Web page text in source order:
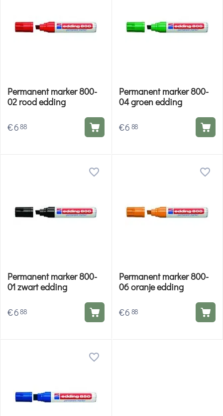
Permanent marker 800-
02 rood edding
€688
Permanent marker 800-
04 groen edding
€6 88
Permanent marker 800-
01 zwart edding
€688
Permanent marker 800-
06 oranje edding
€6 88